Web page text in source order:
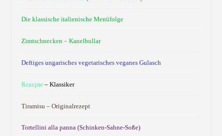
Die klassische italienische Menüfolge
Zimtschnecken – Kanelbullar
Deftiges ungarisches vegetarisches veganes Gulasch
Rezepte– Klassiker
Tiramisu – Originalrezept
Tortellini alla panna (Schinken-Sahne-Soße)